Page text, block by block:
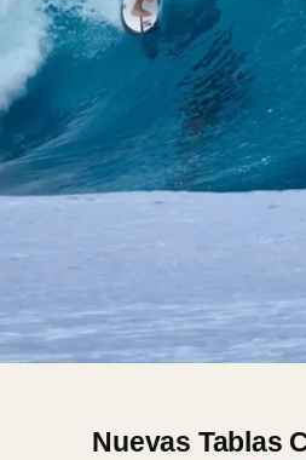
Nuevas Tablas